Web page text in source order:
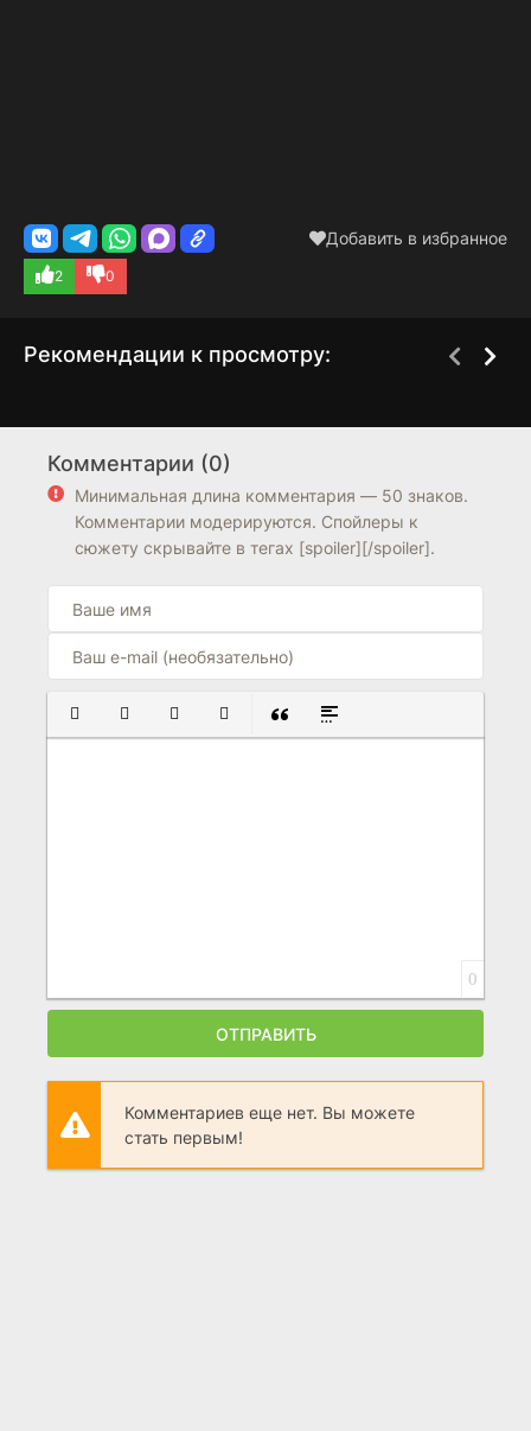
Добавить в избранное
2 0
Рекомендации к просмотру:
6.6
Комментарии (0)
Минимальная длина комментария — 50 знаков.
Комментарии модерируются. Спойлеры к
сюжету скрывайте в тегах [spoiler][/spoiler].
ПОЛУЖИРНЫЙ
КУРСИВПОДЧЕРКНУТЫЙ
ЗАЧЕРКНУТЫЙ
ВСТАВКА ЦИТАТЫ
ВСТАВКА СПОЙЛЕРА
0
ОТПРАВИТЬ
Комментариев еще нет. Вы можете
стать первым!